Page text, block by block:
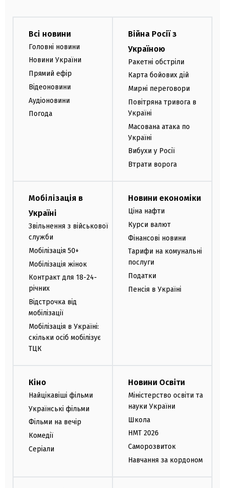
Всі новини
Головні новини
Новини України
Прямий ефір
Відеоновини
Аудіоновини
Погода
Війна Росії з
Україною
Ракетні обстріли
Карта бойових дій
Мирні переговори
Повітряна тривога в
Україні
Масована атака по
Україні
Вибухи у Росії
Втрати ворога
Мобілізація в
Україні
Звільнення з військової
служби
Мобілізація 50+
Мобілізація жінок
Контракт для 18-24-
річних
Відстрочка від
мобілізації
Мобілізація в Україні:
скільки осіб мобілізує
ТЦК
Новини економіки
Ціна нафти
Курси валют
Фінансові новини
Тарифи на комунальні
послуги
Податки
Пенсія в Україні
Кіно
Найцікавіші фільми
Українські фільми
Фільми на вечір
Комедії
Серіали
Новини Освіти
Міністерство освіти та
науки України
Школа
НМТ 2026
Саморозвиток
Навчання за кордоном